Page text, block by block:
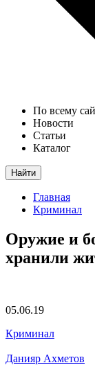
По всему
Новости
Статьи
Каталог
Найти
Главная
Криминал
Оружие и
хранили
05.06.19
Криминал
Данияр Ахметов